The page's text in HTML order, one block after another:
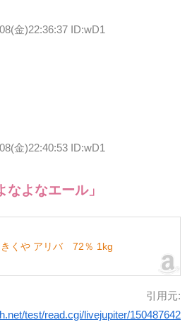
金)22:36:37 ID:wD1
金)22:40:53 ID:wD1
よなエール」
きくや アリバ 72％ 1kg
引用元:
test/read.cgi/livejupiter/150487642